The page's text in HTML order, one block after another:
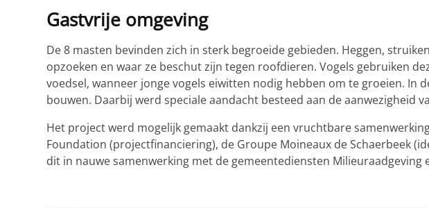
Gastvrije omgeving
De 8 masten bevinden zich in sterk begroeide gebieden. Heggen,
opzoeken en waar ze beschut zijn tegen roofdieren. Vogels gebruiken
voedsel, wanneer jonge vogels eiwitten nodig hebben om te groeien. In
bouwen. Daarbij werd speciale aandacht besteed aan de aanwezigheid
Het project werd mogelijk gemaakt dankzij een vruchtbare
Foundation (projectfinanciering), de Groupe Moineaux de Schaerbeek
dit in nauwe samenwerking met de gemeentediensten Milieuraadgeving